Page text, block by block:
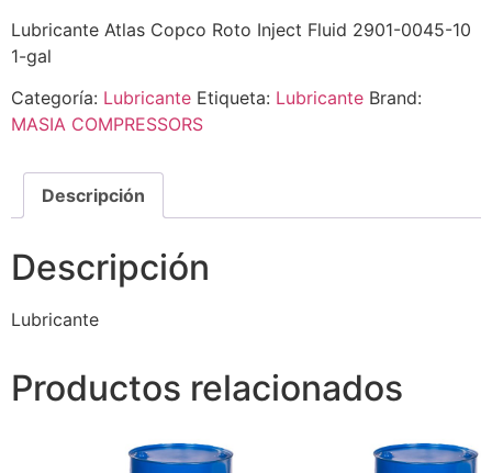
Lubricante Atlas Copco Roto Inject Fluid 2901-0045-10
1-gal
Categoría: Lubricante Etiqueta: Lubricante Brand:
MASIA COMPRESSORS
Descripción
Descripción
Lubricante
Productos relacionados